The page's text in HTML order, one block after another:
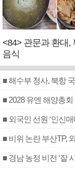
<84> 관문과 환대,
음식
■ 해수부 청사, 북항
■ 2028 유엔 해양총회
■ 외국인 선원 ‘인신
■ 비위 논란 부산TP,
■ 경남 농정 비전 ‘잘